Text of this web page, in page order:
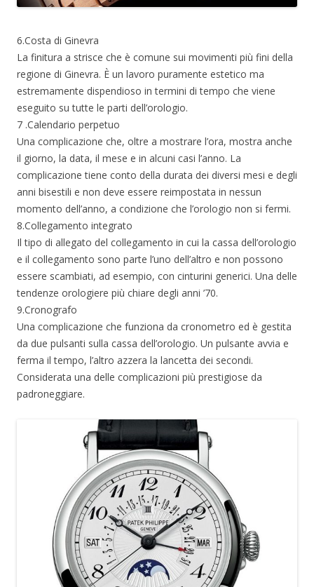
6.Costa di Ginevra
La finitura a strisce che è comune sui movimenti più fini della
regione di Ginevra. È un lavoro puramente estetico ma
estremamente dispendioso in termini di tempo che viene
eseguito su tutte le parti dell’orologio.
7 .Calendario perpetuo
Una complicazione che, oltre a mostrare l’ora, mostra anche
il giorno, la data, il mese e in alcuni casi l’anno. La
complicazione tiene conto della durata dei diversi mesi e degli
anni bisestili e non deve essere reimpostata in nessun
momento dell’anno, a condizione che l’orologio non si fermi.
8.Collegamento integrato
Il tipo di allegato del collegamento in cui la cassa dell’orologio
e il collegamento sono parte l’uno dell’altro e non possono
essere scambiati, ad esempio, con cinturini generici. Una delle
tendenze orologiere più chiare degli anni ’70.
9.Cronografo
Una complicazione che funziona da cronometro ed è gestita
da due pulsanti sulla cassa dell’orologio. Un pulsante avvia e
ferma il tempo, l’altro azzera la lancetta dei secondi.
Considerata una delle complicazioni più prestigiose da
padroneggiare.